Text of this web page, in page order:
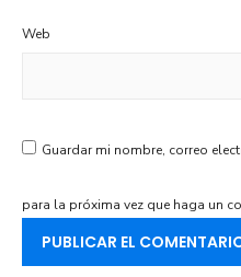
Web
Guardar mi nombre, correo
para la próxima vez que haga un